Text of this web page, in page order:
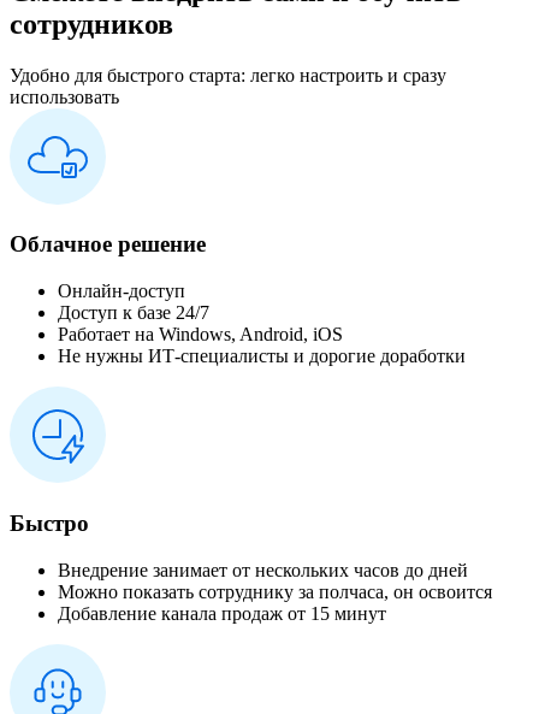
сотрудников
Удобно для быстрого старта: легко настроить и сразу
использовать
Облачное решение
Онлайн-доступ
Доступ к базе 24/7
Работает на Windows, Android, iOS
Не нужны ИТ-специалисты и дорогие доработки
Быстро
Внедрение занимает от нескольких часов до дней
Можно показать сотруднику за полчаса, он освоится
Добавление канала продаж от 15 минут